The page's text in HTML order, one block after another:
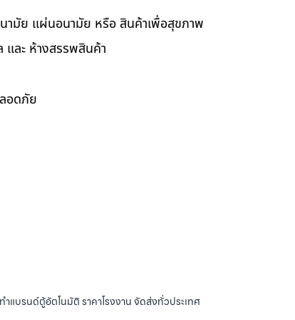
ามัย แผ่นอนามัย หรือ สินค้าเพื่อสุขภาพ
และ ห้างสรรพสินค้า
อดภัย
บรนด์ตู้อัตโนมัติ ราคาโรงงาน จัดส่งทั่วประเทศ